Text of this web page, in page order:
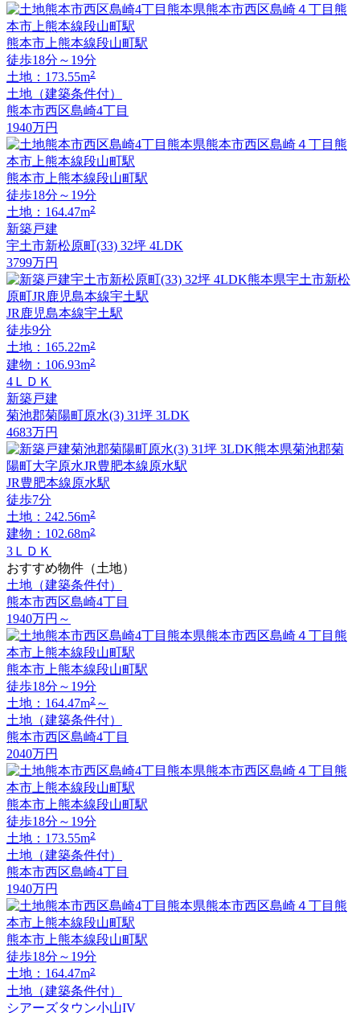
熊本市上熊本線段山町駅
徒歩18分～19分
土地：173.55m2
土地（建築条件付）
熊本市西区島崎4丁目
1940万円
熊本市上熊本線段山町駅
徒歩18分～19分
土地：164.47m2
新築戸建
宇土市新松原町(33) 32坪 4LDK
3799万円
JR鹿児島本線宇土駅
徒歩9分
土地：165.22m2
建物：106.93m2
4ＬＤＫ
新築戸建
菊池郡菊陽町原水(3) 31坪 3LDK
4683万円
JR豊肥本線原水駅
徒歩7分
土地：242.56m2
建物：102.68m2
3ＬＤＫ
おすすめ物件（土地）
土地（建築条件付）
熊本市西区島崎4丁目
1940万円 ～
熊本市上熊本線段山町駅
徒歩18分～19分
土地：164.47m2 ～
土地（建築条件付）
熊本市西区島崎4丁目
2040万円
熊本市上熊本線段山町駅
徒歩18分～19分
土地：173.55m2
土地（建築条件付）
熊本市西区島崎4丁目
1940万円
熊本市上熊本線段山町駅
徒歩18分～19分
土地：164.47m2
土地（建築条件付）
シアーズタウン小山IV